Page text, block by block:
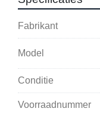
Fabrikant
Model
Conditie
Voorraadnummer